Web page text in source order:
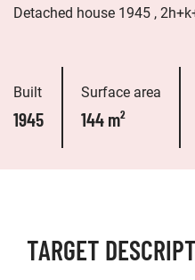
Detached house 1945 ,
Built
1945
Surface area
144 m²
TARGET